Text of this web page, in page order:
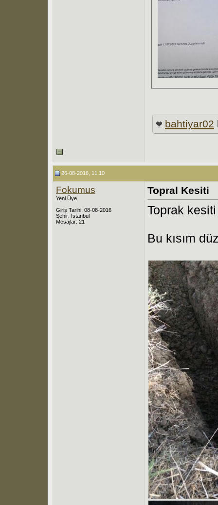
bahtiyar02
26-08-2016, 11:10
Fokumus
Yeni Üye
Giriş Tarihi: 08-08-2016
Şehir: İstanbul
Mesajlar: 21
Topral Kesiti
Toprak kesiti
Bu kısım